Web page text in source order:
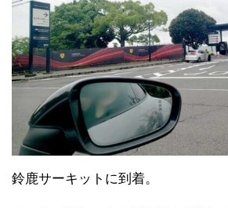
鈴鹿サーキットに到着。